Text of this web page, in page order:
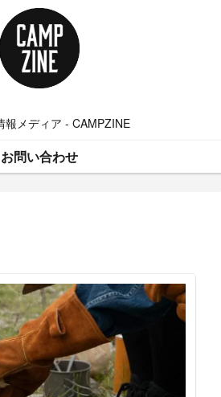
報メディア - CAMPZINE
お問い合わせ